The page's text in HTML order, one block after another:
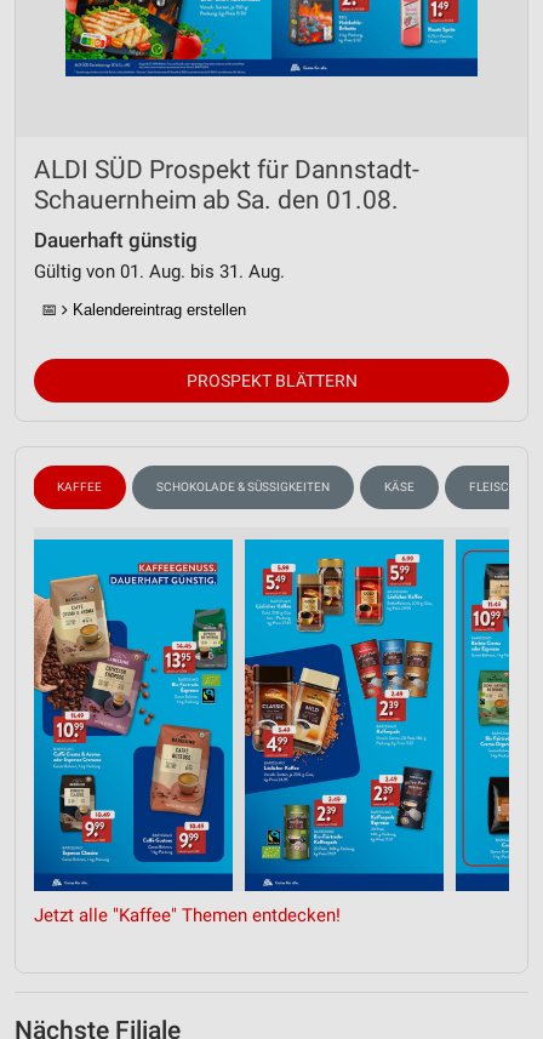
ALDI SÜD Prospekt für Dannstadt-
Schauernheim ab Sa. den 01.08.
Dauerhaft günstig
Gültig von 01. Aug. bis 31. Aug.
📅 Kalendereintrag erstellen
PROSPEKT BLÄTTERN
KAFFEE SCHOKOLADE & SÜSSIGKEITEN KÄSE FLEISCH &
Jetzt alle "Kaffee" Themen entdecken!
Nächste Filiale